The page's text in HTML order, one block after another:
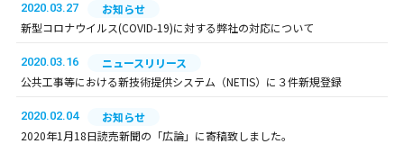
2020.03.27
お知らせ
新型コロナウイルス(COVID-19)に対する弊社の対応について
2020.03.16
ニュースリリース
公共工事等における新技術提供システム（NETIS）に３件新規登録
2020.02.04
お知らせ
2020年1月18日読売新聞の「広論」に寄稿致しました。